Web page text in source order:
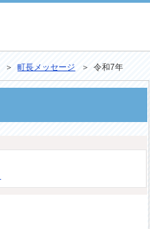
＞町長メッセージ ＞ 令和7年